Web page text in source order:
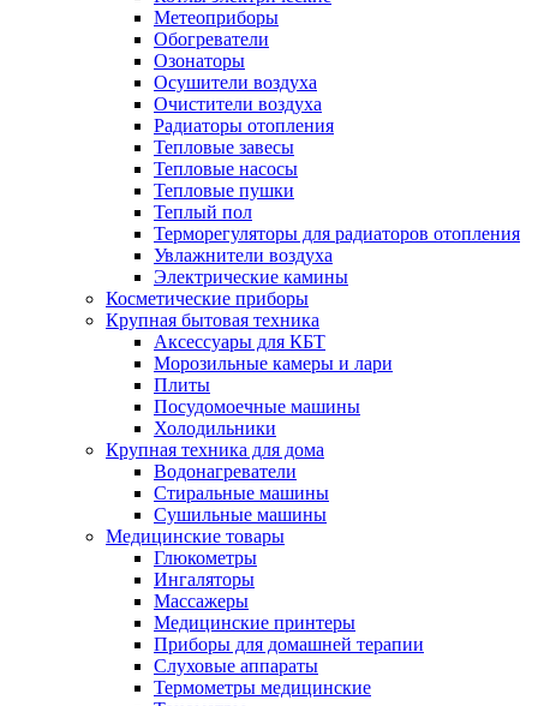
Метеоприборы
Обогреватели
Озонаторы
Осушители воздуха
Очистители воздуха
Радиаторы отопления
Тепловые завесы
Тепловые насосы
Тепловые пушки
Теплый пол
Терморегуляторы для радиаторов отопления
Увлажнители воздуха
Электрические камины
Косметические приборы
Крупная бытовая техника
Аксессуары для КБТ
Морозильные камеры и лари
Плиты
Посудомоечные машины
Холодильники
Крупная техника для дома
Водонагреватели
Стиральные машины
Сушильные машины
Медицинские товары
Глюкометры
Ингаляторы
Массажеры
Медицинские принтеры
Приборы для домашней терапии
Слуховые аппараты
Термометры медицинские